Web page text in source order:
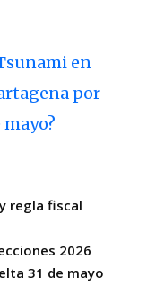
en
por
regla fiscal
2026
31 de mayo